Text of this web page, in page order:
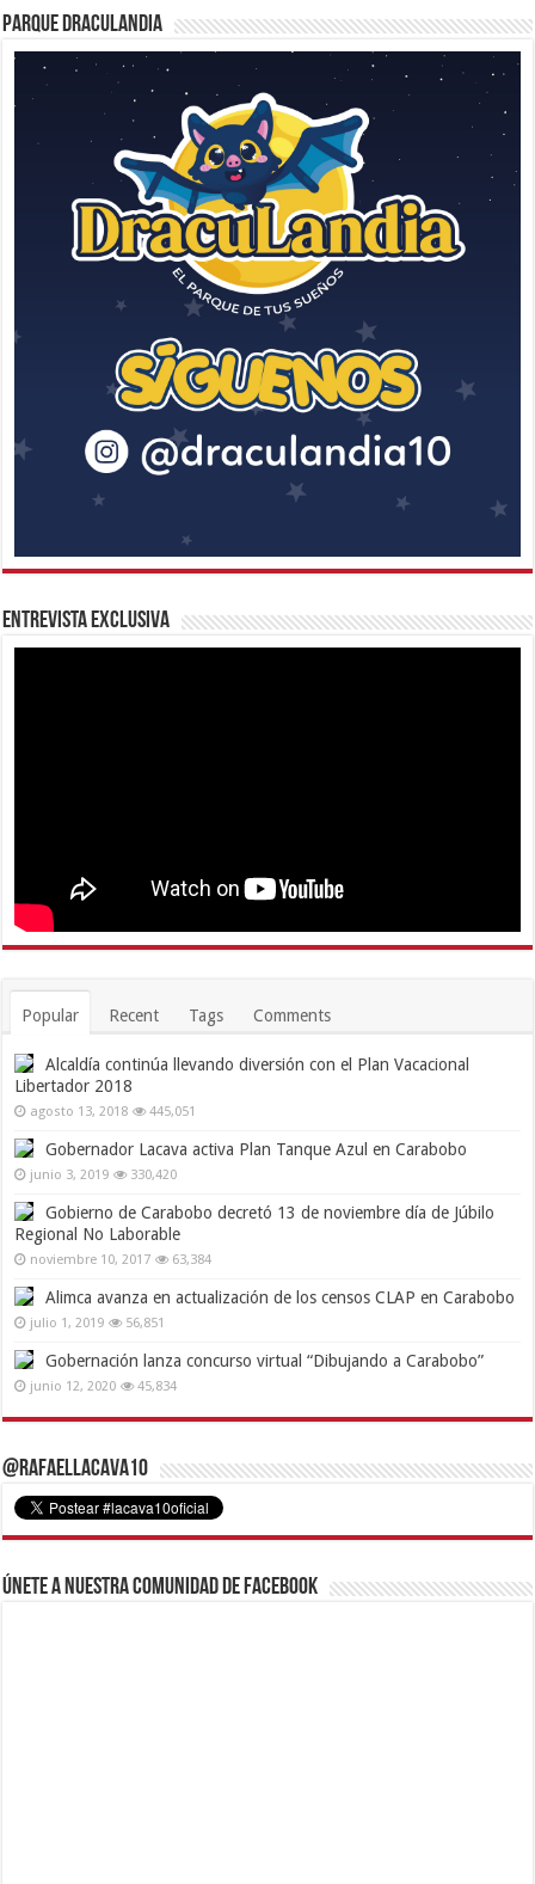
Parque Draculandia
Entrevista Exclusiva
Popular Recent Tags Comments
Alcaldía continúa llevando diversión con el Plan Vacacional
Libertador 2018
agosto 13, 2018 445,051
Gobernador Lacava activa Plan Tanque Azul en Carabobo
junio 3, 2019 330,420
Gobierno de Carabobo decretó 13 de noviembre día de Júbilo
Regional No Laborable
noviembre 10, 2017 63,384
Alimca avanza en actualización de los censos CLAP en Carabobo
julio 1, 2019 56,851
Gobernación lanza concurso virtual “Dibujando a Carabobo”
junio 12, 2020 45,834
@RafaelLacava10
Únete a nuestra comunidad de Facebook